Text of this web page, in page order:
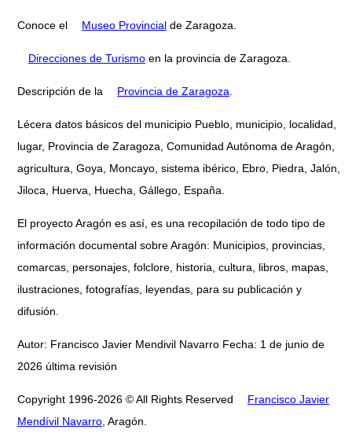
Conoce el Museo Provincial de Zaragoza.
Direcciones de Turismo en la provincia de Zaragoza.
Descripción de la Provincia de Zaragoza
Lécera datos básicos del municipio Pueblo, municipio, localidad,
lugar, Provincia de Zaragoza, Comunidad Autónoma de Aragón,
agricultura, Goya, Moncayo, sistema ibérico, Ebro, Piedra, Jalón,
Jiloca, Huerva, Huecha, Gállego, España.
El proyecto Aragón es así, es una recopilación de todo tipo de
información documental sobre Aragón: Municipios, provincias,
comarcas, personajes, folclore, historia, cultura, libros, mapas,
ilustraciones, fotografías, leyendas, para su publicación y
difusión.
Autor: Francisco Javier Mendivil Navarro Fecha: 1 de junio de
2026 última revisión
Copyright 1996-2026 © All Rights Reserved
Francisco Javier
Mendívil Navarro , Aragón.